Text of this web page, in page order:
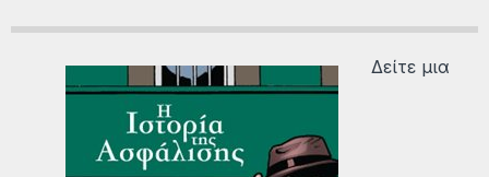
Δείτε μια